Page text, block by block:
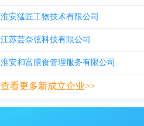
淮安猛匠工物技术有限公司
江苏芸奈弦科技有限公司
淮安和富膳食管理服务有限公司
查看更多新成立企业>>